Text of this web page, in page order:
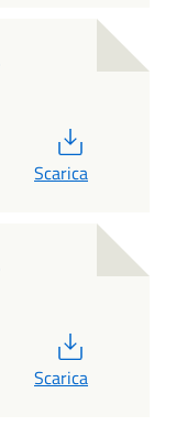
Scarica
Scarica